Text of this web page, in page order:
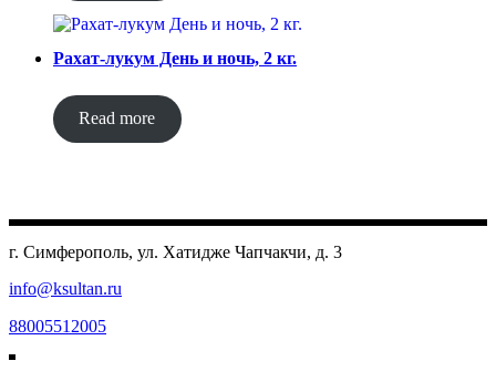
Рахат-лукум День и ночь, 2 кг.
Read more
г. Симферополь, ул. Хатидже Чапчакчи, д. 3
info@ksultan.ru
88005512005